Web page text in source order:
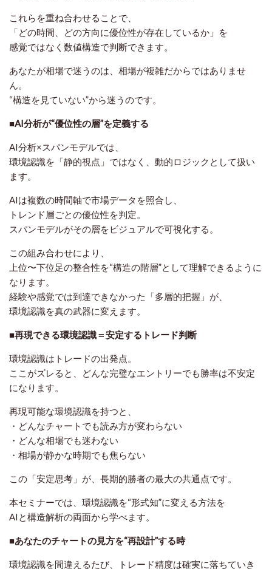
これらを重ね合わせることで、
「どの時間、どの方向に優位性が存在しているか」を
感覚ではなく数値構造で判断できます。
あなたが相場で迷うのは、相場が複雑だからではありませ
ん。
“構造を見ていない”から迷うのです。
■AI分析が“優位性の層”を定義する
AI分析×スパンモデルでは、
環境認識を「静的視点」ではなく、 動的ロジック として扱い
ます。
AIは複数の時間軸で市場データを照合し、
トレンド層ごとの優位性を判定。
スパンモデルがその層をビジュアルで可視化する。
この組み合わせにより、
上位〜下位足の整合性を“構造の階層”として理解できるように
なります。
経験や感覚では到達できなかった「多層的把握」が、
環境認識を真の武器に変えます。
■再現できる環境認識＝安定するトレード判断
環境認識はトレードの出発点。
ここがズレると、どんな完璧なエントリーでも勝率は不安定
になります。
再現可能な環境認識を持つと、
・どんなチャートでも読み方が変わらない
・どんな相場でも迷わない
・相場が静かな時期でも焦らない
この「安定思考」が、長期的勝者の最大の共通点です。
本セミナーでは、環境認識を“形式知”に変える方法を
AIと構造解析の両面から学べます。
■あなたのチャートの見方を“再設計”する時
環境認識を間違えるたび、トレード精度は確実に落ちていき